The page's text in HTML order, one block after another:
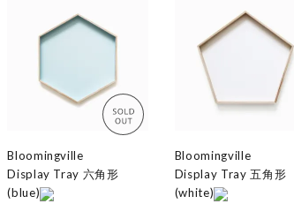
Bloomingville
Display Tray 六角形
(blue)
Bloomingville
Display Tray 五角形
(white)